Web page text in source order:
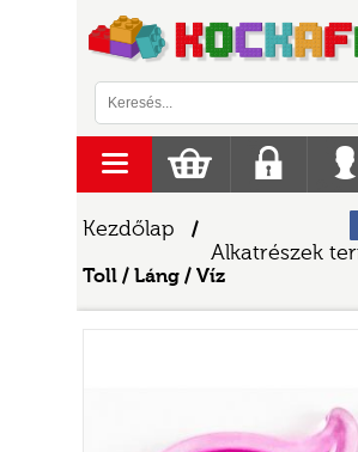
Kezdőlap /
Alkatrészek
Toll / Láng / Víz